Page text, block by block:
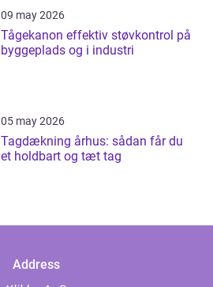
09 may 2026
Tågekanon effektiv støvkontrol på
byggeplads og i industri
05 may 2026
Tagdækning århus: sådan får du
et holdbart og tæt tag
Address